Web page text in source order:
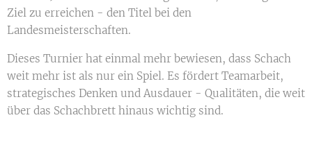
Ziel zu erreichen - den Titel bei den
Landesmeisterschaften.
Dieses Turnier hat einmal mehr bewiesen, dass Schach
weit mehr ist als nur ein Spiel. Es fördert Teamarbeit,
strategisches Denken und Ausdauer - Qualitäten, die weit
über das Schachbrett hinaus wichtig sind.